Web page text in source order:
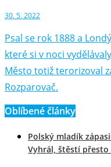
30. 5. 2022
Psal se rok 1888 a
které si v noci
Město totiž terorizoval
Rozparovač.
Oblíbené články
Polský mladík
Vyhrál, štěstí